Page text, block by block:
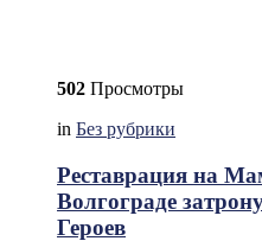
502 Просмотры
in Без рубрики
Реставрация на
Волгограде
Героев